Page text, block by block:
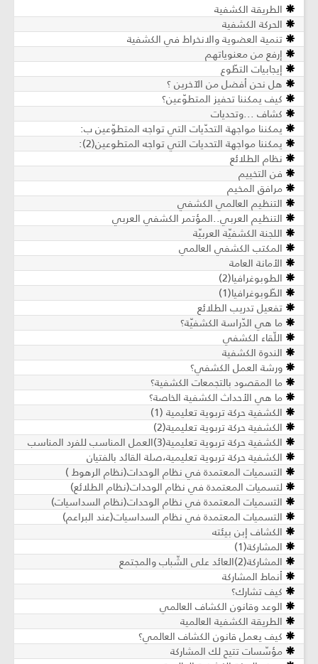
الطريقة الكشفية
الحركة الكشفية
تنمية العضوية والانخراط في الكشفية
إرفع من معنوياتهم
إيجابيات التطّوع
هل نحن أفضل من الآخرين ؟
كيف يمكننا تحفيز المتطوّعين؟
كشاف ...وتحديات
يمكننا مواجهة التحدّيات التي تواجه المتطوّعين ب:
يمكننا مواجهة التحديات التي تواجه المتطوعين(2):
نظام الطلائع
فن التخييم
مرافق المخيم
التنظيم العالمي الكشفي
التنظيم العربي..المؤتمر الكشفي العربي
اللجنة الكشفيّة العربيّة
المكتب الكشفي العالمي
الأمانة العامة
الطوبوغرافيا(2)
الطّوبوغرافيا(1)
تفعيل تدريب الطلائع
ما هي الدّراسة الكشفيّة؟
اللّقاء الكشفي
الندوة الكشفية
ورشة العمل الكشفي؟
ما المقصود بالتجمعات الكشفية؟
ما هي الأحداث الكشفية الخاصة؟
الكشفية حركة تربوية تعليمية (1)
الكشفية حركة تربوية تعليمية(2)
الكشفية حركة تربوية تعليمية(3)العمل المناسب للفرد المناسب
الكشفية حركة تربوية تعليمية،صلة القائد بالفتيان
التسميات المعتمدة في نظام الوحدات(نظام الرهوط )
لتسميات المعتمدة في نظام الوحدات(نظام الطلائع)
التسميات المعتمدة في نظام الوحدات(نظام السداسيات)
التسميات المعتمدة في نظام السداسيات(عند البراعم)
الكشاف إبن بيئته
المشاركة(1)
المشاركة(2)العائد على الشّباب والمجتمع
أنماط المشاركة
كيف تشارك؟
الوعد وقانون الكشاف العالمي
الطريقة الكشفية العالمية
كيف يعمل قانون الكشاف العالمي؟
مؤسّسات تتيح لك المشاركة